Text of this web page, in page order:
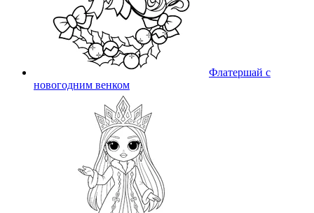
Флатершай с
новогодним венком